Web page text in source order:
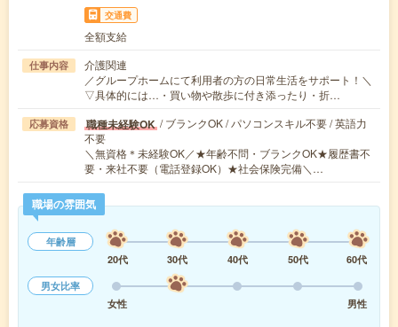
交通費
全額支給
仕事内容
介護関連
／グループホームにて利用者の方の日常生活をサポート！＼
▽具体的には…・買い物や散歩に付き添ったり・折…
応募資格 職種未経験OK / ブランクOK / パソコンスキル不要 / 英語力
不要
＼無資格＊未経験OK／★年齢不問・ブランクOK★履歴書不
要・来社不要（電話登録OK）★社会保険完備＼…
職場の雰囲気
年齢層
20代
30代 40代 50代
60代
男女比率
女性
男性